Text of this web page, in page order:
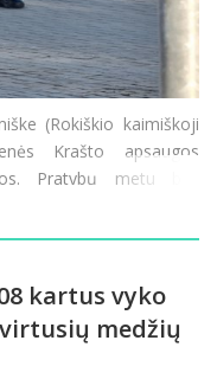
(Rokiškio kaimiškoji
Krašto apsaugos
Pratybų metu bus
dūminė ir garsinė
kartus vyko
medžių